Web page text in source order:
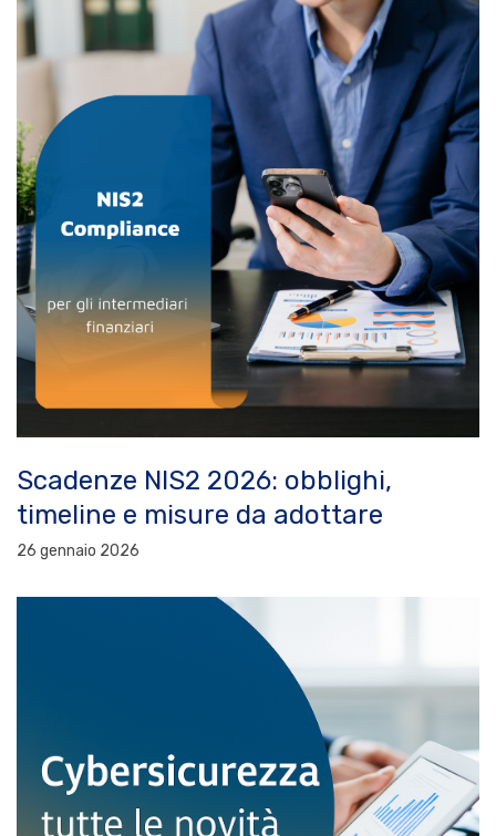
Scadenze NIS2 2026: obblighi,
timeline e misure da adottare
26 gennaio 2026